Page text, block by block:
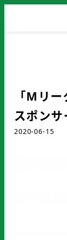
「Mリ
スポン
2020-06-15